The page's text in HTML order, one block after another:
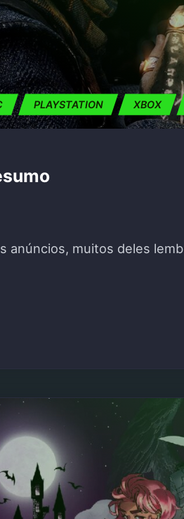
PLAYSTATION XBOX
anúncios, muitos deles